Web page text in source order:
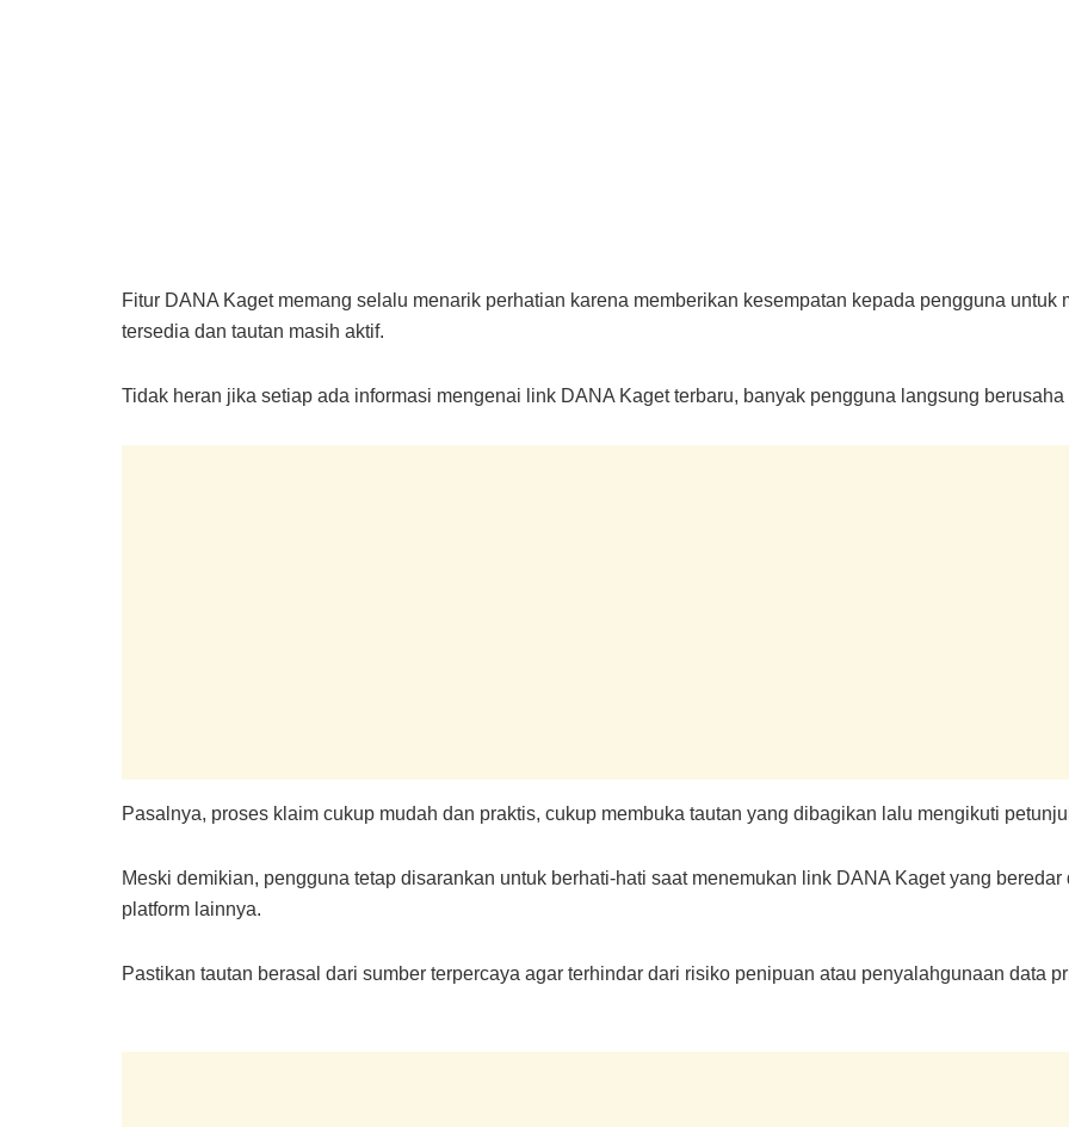
Fitur DANA Kaget memang selalu menarik perhatian karena memberikan kesempatan kepada pengguna
tersedia dan tautan masih aktif.
Tidak heran jika setiap ada informasi mengenai link DANA Kaget terbaru, banyak pengguna langsung
Pasalnya, proses klaim cukup mudah dan praktis, cukup membuka tautan yang dibagikan lalu mengikuti
Meski demikian, pengguna tetap disarankan untuk berhati-hati saat menemukan link DANA Kaget yang
platform lainnya.
Pastikan tautan berasal dari sumber terpercaya agar terhindar dari risiko penipuan atau penyalahgunaan data